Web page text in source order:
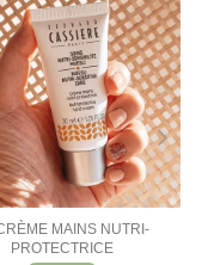
MAINS NUTRI-
PROTECTRICE